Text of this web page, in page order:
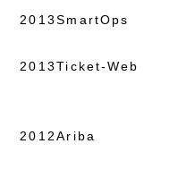
2013 SmartOps
2013 Ticket-Web
2012 Ariba